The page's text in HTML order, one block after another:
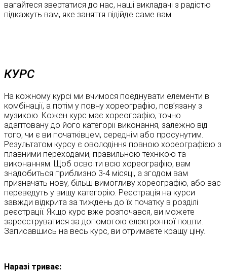
вагайтеся звертатися до нас, наші викладачі з радістю
підкажуть вам, яке заняття підійде саме вам.
КУРС
На кожному курсі ми вчимося поєднувати елементи в
комбінації, а потім у повну хореографію, пов’язану з
музикою. Кожен курс має хореографію, точно
адаптовану до його категорії виконання, залежно від
того, чи є ви початківцем, середнім або просунутим.
Результатом курсу є оволодіння повною хореографією з
плавними переходами, правильною технікою та
виконанням. Щоб освоїти всю хореографію, вам
знадобиться приблизно 3-4 місяці, а згодом вам
призначать нову, більш вимогливу хореографію, або вас
переведуть у вищу категорію. Реєстрація на курси
завжди відкрита за тиждень до їх початку в розділі
реєстрації. Якщо курс вже розпочався, ви можете
зареєструватися за допомогою електронної пошти.
Записавшись на весь курс, ви отримаєте кращу ціну.
Наразі триває: